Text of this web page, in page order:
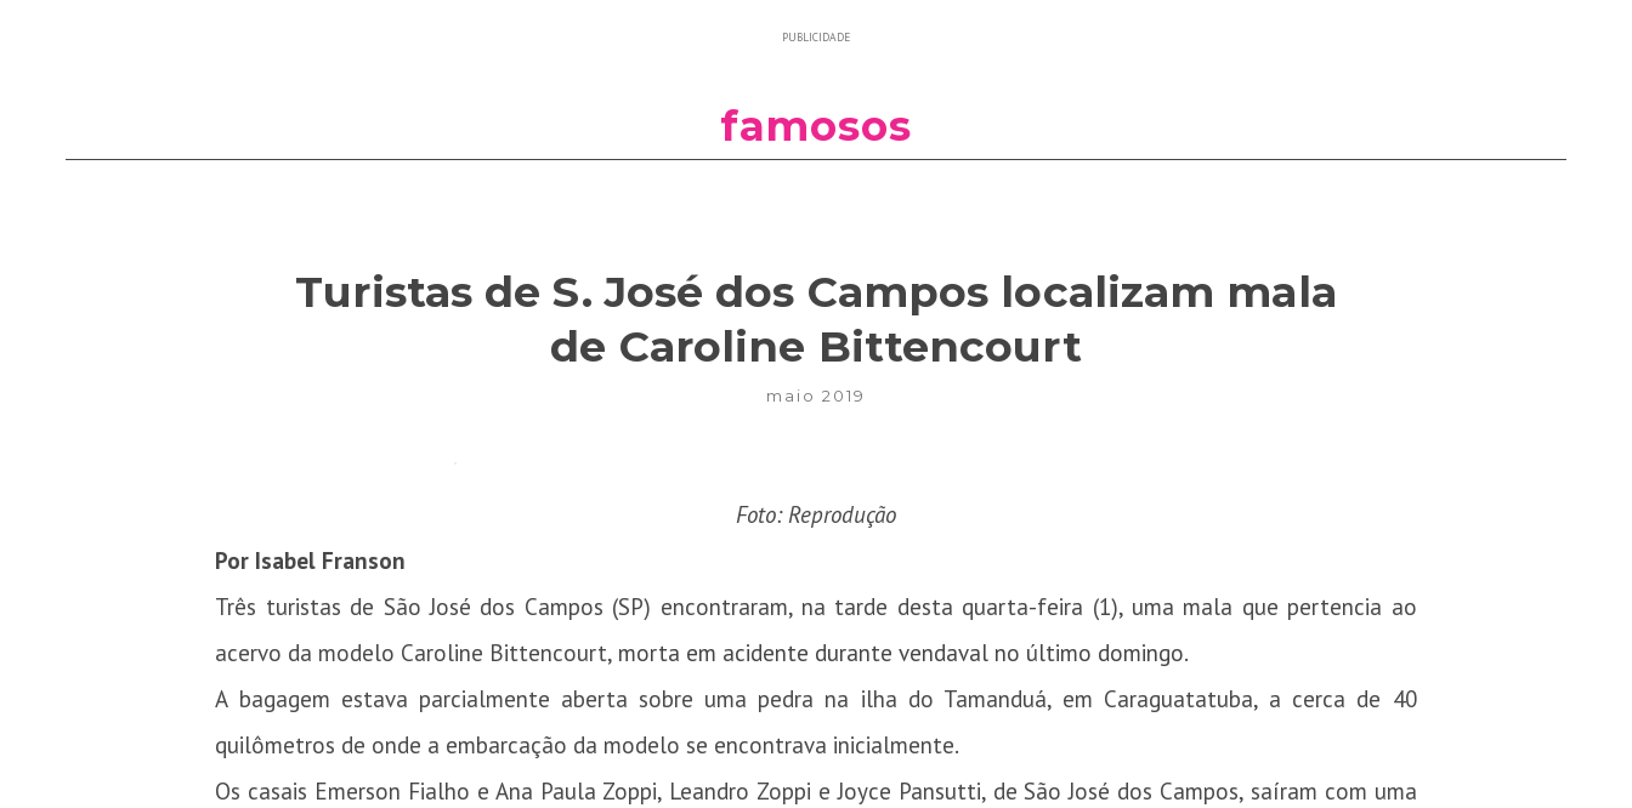
PUBLICIDADE
famosos
Turistas de S. José dos Campos localizam mala
de Caroline Bittencourt
maio 2019
Foto: Reprodução
Por Isabel Franson
Três turistas de São José dos Campos (SP) encontraram, na tarde desta quarta-feira (1), uma mala que pertencia ao
acervo da modelo Caroline Bittencourt, morta em acidente durante vendaval no último domingo.
A bagagem estava parcialmente aberta sobre uma pedra na ilha do Tamanduá, em Caraguatatuba, a cerca de 40
quilômetros de onde a embarcação da modelo se encontrava inicialmente.
Os casais Emerson Fialho e Ana Paula Zoppi, Leandro Zoppi e Joyce Pansutti, de São José dos Campos, saíram com uma